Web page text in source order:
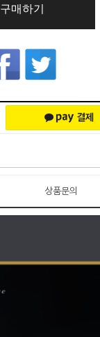
구매하기
상품문의